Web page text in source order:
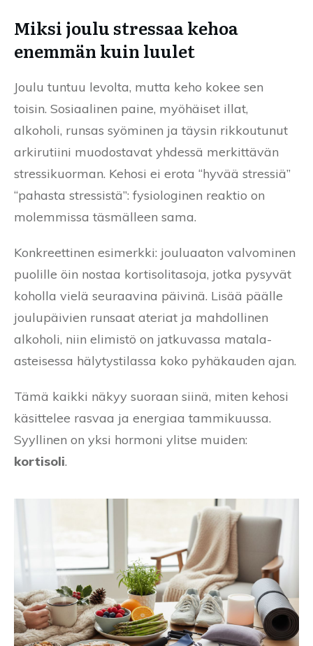
Miksi joulu stressaa kehoa
enemmän kuin luulet
Joulu tuntuu levolta, mutta keho kokee sen
toisin. Sosiaalinen paine, myöhäiset illat,
alkoholi, runsas syöminen ja täysin rikkoutunut
arkirutiini muodostavat yhdessä merkittävän
stressikuorman. Kehosi ei erota “hyvää stressiä”
“pahasta stressistä”: fysiologinen reaktio on
molemmissa täsmälleen sama.
Konkreettinen esimerkki: jouluaaton valvominen
puolille öin nostaa kortisolitasoja, jotka pysyvät
koholla vielä seuraavina päivinä. Lisää päälle
joulupäivien runsaat ateriat ja mahdollinen
alkoholi, niin elimistö on jatkuvassa matala-
asteisessa hälytystilassa koko pyhäkauden ajan.
Tämä kaikki näkyy suoraan siinä, miten kehosi
käsittelee rasvaa ja energiaa tammikuussa.
Syyllinen on yksi hormoni ylitse muiden:
kortisoli.